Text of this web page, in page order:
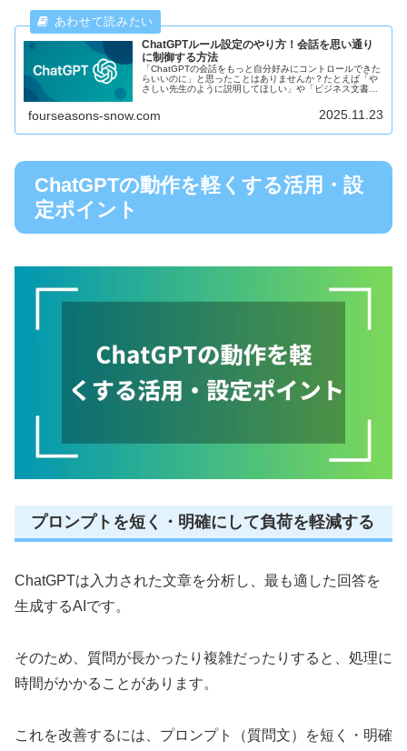
ChatGPTルール設定のやり方！会話を思い通り
に制御する方法
「ChatGPTの会話をもっと自分好みにコントロールできた
らいいのに」と思ったことはありませんか？たとえば「や
さしい先生のように説明してほしい」や「ビジネス文書っ
fourseasons-snow.com 2025.11.23
ChatGPTの動作を軽くする活用・設
定ポイント
プロンプトを短く・明確にして負荷を軽減する
ChatGPTは入力された文章を分析し、最も適した回答を
生成するAIです。
そのため、質問が長かったり複雑だったりすると、処理に
時間がかかることがあります。
これを改善するには、プロンプト（質問文）を短く・明確